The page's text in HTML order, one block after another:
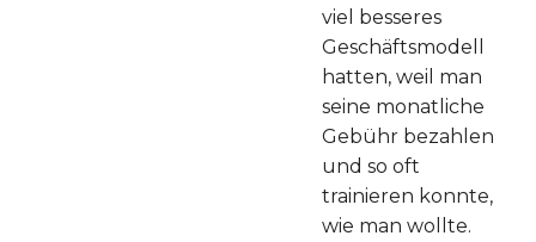
viel besseres
Geschäftsmodell
hatten, weil man
seine monatliche
Gebühr bezahlen
und so oft
trainieren konnte,
wie man wollte.